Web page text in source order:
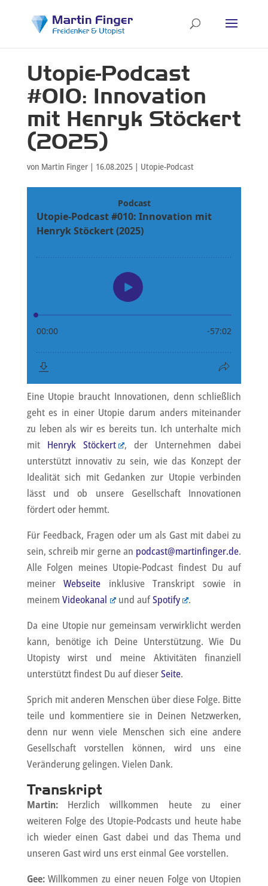
Utopie-Podcast
#010: Innovation
mit Henryk Stöckert
(2025)
von Martin Finger| 16.08.2025| Utopie-Podcast
Eine Utopie braucht Innovationen, denn schließlich
geht es in einer Utopie darum anders miteinander
zu leben als wir es bereits tun. Ich unterhalte mich
mit Henryk Stöckert
, der Unternehmen dabei
unterstützt innovativ zu sein, wie das Konzept der
Idealität sich mit Gedanken zur Utopie verbinden
lässt und ob unsere Gesellschaft Innovationen
fördert oder hemmt.
Für Feedback, Fragen oder um als Gast mit dabei zu
sein, schreib mir gerne an podcast@martinfinger.de.
Alle Folgen meines Utopie-Podcast findest Du auf
meinerWebseite inklusive Transkript sowie in
meinem Videokanal und aufSpotify
.
Da eine Utopie nur gemeinsam verwirklicht werden
kann, benötige ich Deine Unterstützung. Wie Du
Utopisty wirst und meine Aktivitäten finanziell
unterstützt findest Du auf dieserSeite.
Sprich mit anderen Menschen über diese Folge. Bitte
teile und kommentiere sie in Deinen Netzwerken,
denn nur wenn viele Menschen sich eine andere
Gesellschaft vorstellen können, wird uns eine
Veränderung gelingen. Vielen Dank.
Transkript
Martin:Herzlich willkommen heute zu einer
weiteren Folge des Utopie-Podcasts und heute habe
ich wieder einen Gast dabei und das Thema und
unseren Gast wird uns erst einmal Gee vorstellen.
Gee:Willkommen zu einer neuen Folge von Utopien